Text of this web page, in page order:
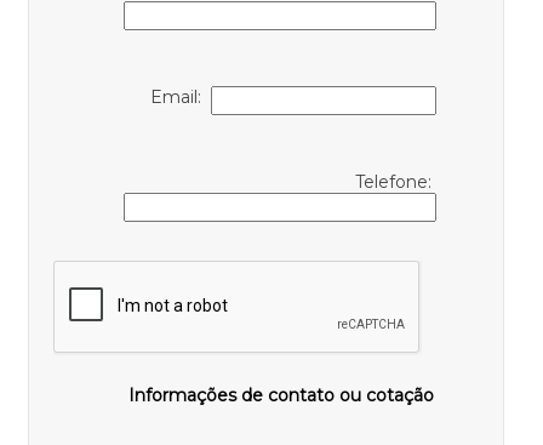
Email:
Telefone:
Informações de contato ou cotação